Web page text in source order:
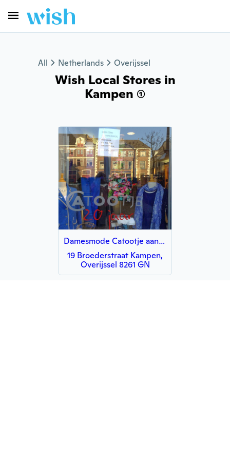
All Netherlands Overijssel
Wish Local Stores in
Kampen (1)
Damesmode Catootje aan de Botermarkt
19 Broederstraat Kampen,
Overijssel 8261 GN